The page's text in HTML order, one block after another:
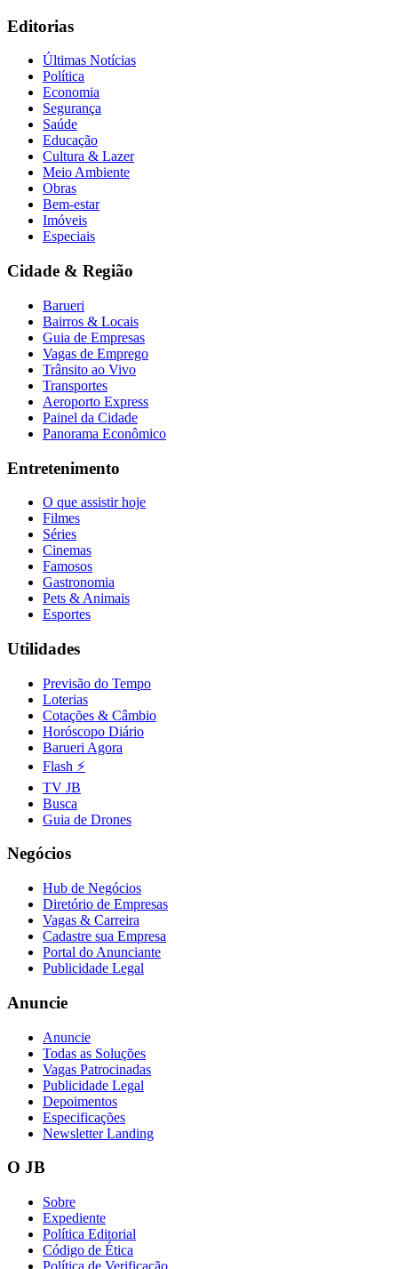
Flamengo
Vasco
Editorias
Últimas Notícias
Política
Economia
Segurança
Saúde
Educação
Cultura & Lazer
Meio Ambiente
Obras
Bem-estar
Imóveis
Especiais
Cidade & Região
Barueri
Bairros & Locais
Guia de Empresas
Vagas de Emprego
Trânsito ao Vivo
Transportes
Aeroporto Express
Painel da Cidade
Panorama Econômico
Entretenimento
O que assistir hoje
Filmes
Séries
Cinemas
Famosos
Gastronomia
Pets & Animais
Esportes
Utilidades
Previsão do Tempo
Loterias
Cotações & Câmbio
Horóscopo Diário
Barueri Agora
Flash ⚡
TV JB
Busca
Guia de Drones
Negócios
Hub de Negócios
Diretório de Empresas
Vagas & Carreira
Cadastre sua Empresa
Portal do Anunciante
Publicidade Legal
Anuncie
Anuncie
Todas as Soluções
Vagas Patrocinadas
Publicidade Legal
Depoimentos
Especificações
Newsletter Landing
O JB
Sobre
Expediente
Política Editorial
Código de Ética
Política de Verificação